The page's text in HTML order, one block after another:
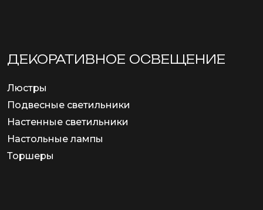
ДЕКОРАТИВНОЕ ОСВЕЩЕНИЕ
Люстры
Подвесные светильники
Настенные светильники
Настольные лампы
Торшеры